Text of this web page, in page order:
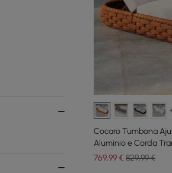
Cocaro Tumbona
Alumínio e Corda
769,99€ 829,99 €